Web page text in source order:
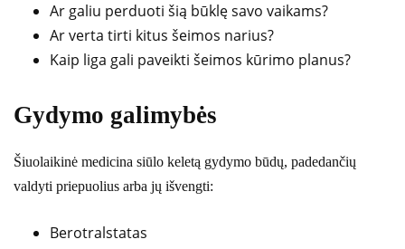
Ar galiu perduoti šią būklę savo vaikams?
Ar verta tirti kitus šeimos narius?
Kaip liga gali paveikti šeimos kūrimo planus?
Gydymo galimybės
Šiuolaikinė medicina siūlo keletą gydymo būdų, padedančių
valdyti priepuolius arba jų išvengti:
Berotralstatas